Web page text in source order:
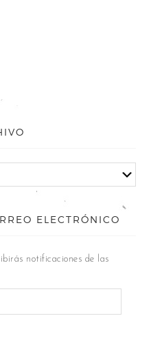
ELECTRÓNICO
notificaciones de las